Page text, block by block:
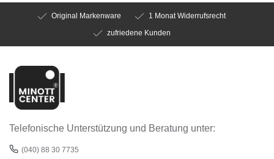
Original Markenware
1 Monat Widerrufsrecht
zufriedene Kunden
Telefonische Unterstützung und Beratung unter:
(040) 88 30 7735